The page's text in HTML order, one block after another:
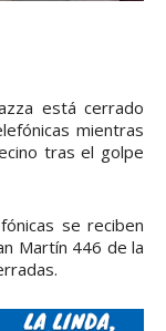
está cerrado
mientras
tras el golpe
se reciben
Martín 446 de la